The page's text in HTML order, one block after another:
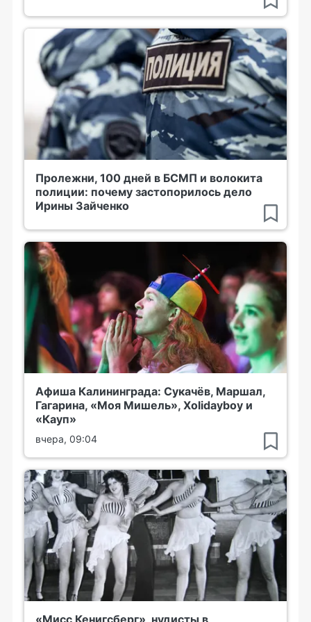
Пролежни, 100 дней в БСМП и волокита
полиции: почему застопорилось дело
Ирины Зайченко
Афиша Калининграда: Сукачёв, Маршал,
Гагарина, «Моя Мишель», Xolidayboy и
«Кауп»
вчера, 09:04
«Мисс Кенигсберг», нудисты в